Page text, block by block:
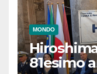
MONDO
81esimo